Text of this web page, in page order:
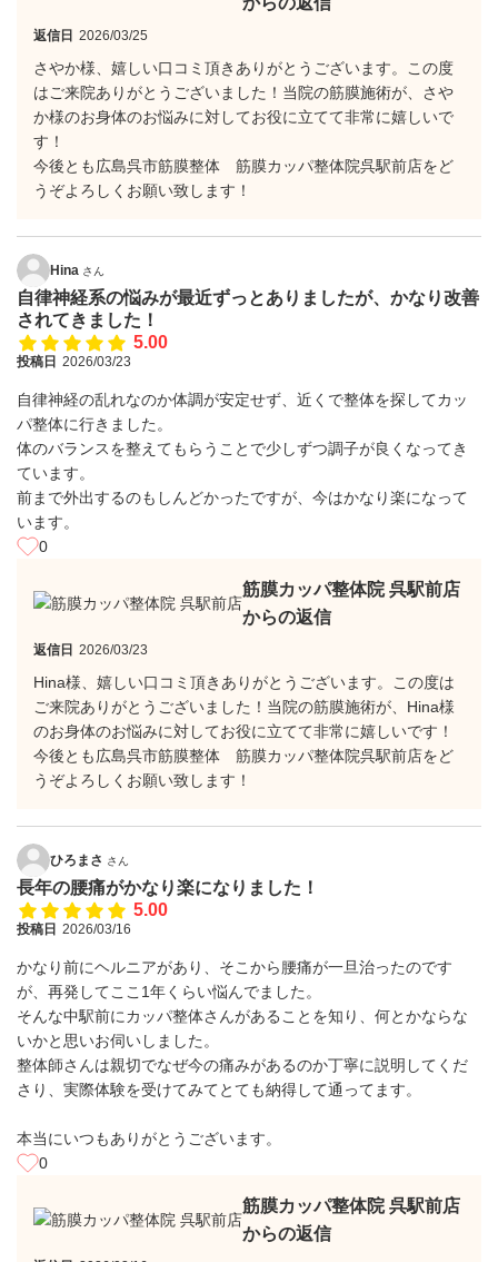
返信日 2026/03/25
さやか様、嬉しい口コミ頂きありがとうございます。この度
はご来院ありがとうございました！当院の筋膜施術が、さや
か様のお身体のお悩みに対してお役に立てて非常に嬉しいで
す！
今後とも広島呉市筋膜整体 筋膜カッパ整体院呉駅前店をど
うぞよろしくお願い致します！
Hina さん
自律神経系の悩みが最近ずっとありましたが、かなり改善
されてきました！
5.00
投稿日 2026/03/23
自律神経の乱れなのか体調が安定せず、近くで整体を探してカッ
パ整体に行きました。
体のバランスを整えてもらうことで少しずつ調子が良くなってき
ています。
前まで外出するのもしんどかったですが、今はかなり楽になって
います。
0
筋膜カッパ整体院 呉駅前店
からの返信
返信日 2026/03/23
Hina様、嬉しい口コミ頂きありがとうございます。この度は
ご来院ありがとうございました！当院の筋膜施術が、Hina様
のお身体のお悩みに対してお役に立てて非常に嬉しいです！
今後とも広島呉市筋膜整体 筋膜カッパ整体院呉駅前店をど
うぞよろしくお願い致します！
ひろまさ さん
長年の腰痛がかなり楽になりました！
5.00
投稿日 2026/03/16
かなり前にヘルニアがあり、そこから腰痛が一旦治ったのです
が、再発してここ1年くらい悩んでました。
そんな中駅前にカッパ整体さんがあることを知り、何とかならな
いかと思いお伺いしました。
整体師さんは親切でなぜ今の痛みがあるのか丁寧に説明してくだ
さり、実際体験を受けてみてとても納得して通ってます。
本当にいつもありがとうございます。
0
筋膜カッパ整体院 呉駅前店
からの返信